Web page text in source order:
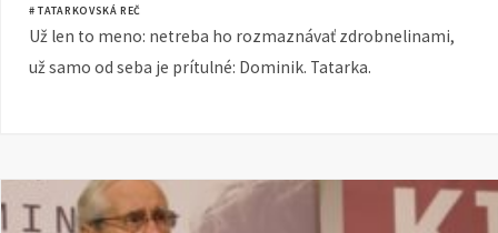
# TATARKOVSKÁ REČ
Už len to meno: netreba ho rozmaznávať zdrobnelinami,
už samo od seba je prítulné: Dominik. Tatarka.